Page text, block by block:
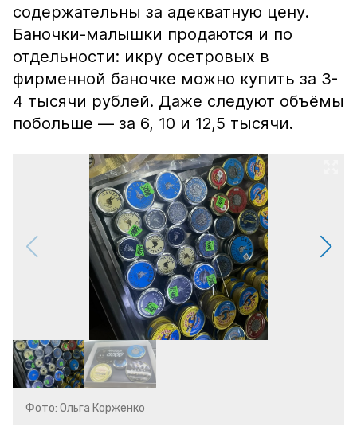
содержательны за адекватную цену.
Баночки-малышки продаются и по
отдельности: икру осетровых в
фирменной баночке можно купить за 3-
4 тысячи рублей. Даже следуют объёмы
побольше — за 6, 10 и 12,5 тысячи.
Фото: Ольга Корженко